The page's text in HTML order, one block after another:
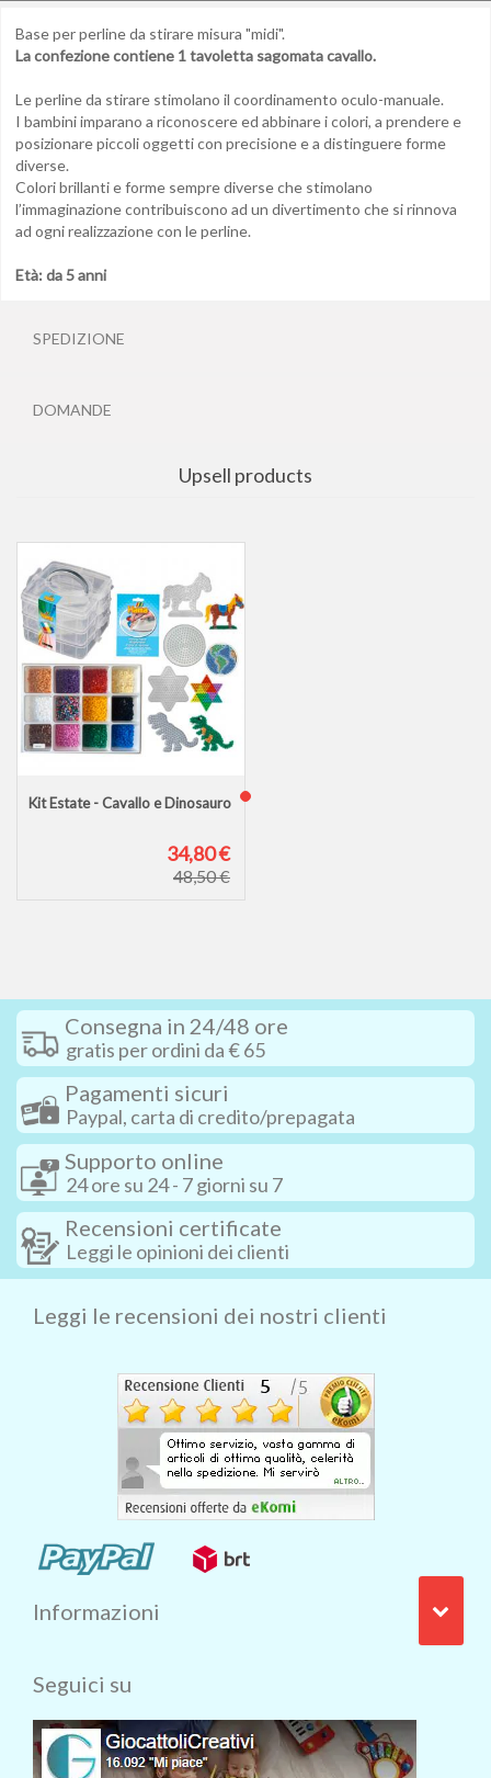
Base per perline da stirare misura "midi".
La confezione contiene 1 tavoletta sagomata cavallo.
Le perline da stirare stimolano il coordinamento oculo-manuale.
I bambini imparano a riconoscere ed abbinare i colori, a prendere e
posizionare piccoli oggetti con precisione e a distinguere forme
diverse.
Colori brillanti e forme sempre diverse che stimolano
l’immaginazione contribuiscono ad un divertimento che si rinnova
ad ogni realizzazione con le perline.
Età: da 5 anni
SPEDIZIONE
DOMANDE
Upsell products
Kit Estate - Cavallo e Dinosauro
34,80 €
48,50 €
Consegna in 24/48 ore
gratis per ordini da € 65
Pagamenti sicuri
Paypal, carta di credito/prepagata
Supporto online
24 ore su 24 - 7 giorni su 7
Recensioni certificate
Leggi le opinioni dei clienti
Leggi le recensioni dei nostri clienti
Informazioni
Seguici su